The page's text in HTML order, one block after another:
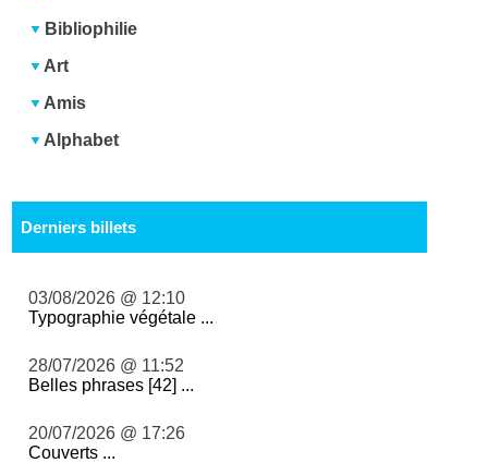
Bibliophilie
Art
Amis
Alphabet
Derniers billets
03/08/2026 @ 12:10
Typographie végétale ...
28/07/2026 @ 11:52
Belles phrases [42] ...
20/07/2026 @ 17:26
Couverts ...